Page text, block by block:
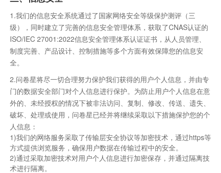
1.我们的信息安全系统通过了国家网络安全等级保护测评（三
级），同时建立了完善的信息安全管理体系，获取了CNAS认证的
ISO/IEC 27001:2022信息安全管理体系认证证书，从人员管理、
制度完善、产品设计、控制措施等多个方面有效保障您的信息安
全。
2.问卷星将尽一切合理努力保护我们获得的用户个人信息，并由专
门的数据安全部门对个人信息进行保护。为防止用户个人信息在意
外的、未经授权的情况下被非法访问、复制、修改、传送、遗失、
破坏、处理或使用，问卷星已经并将继续采取以下措施保护您的个
人信息：
1)我们的网络服务采取了传输层安全协议等加密技术，通过https等
方式提供浏览服务，确保用户数据在传输过程中的安全。
2)通过采取加密技术对用户个人信息进行加密保存，并通过隔离技
术进行隔离。